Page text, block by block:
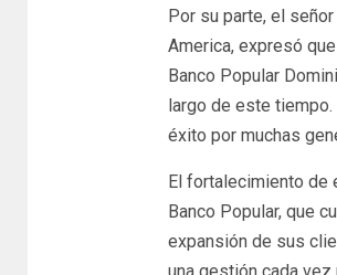
Por su parte, el
America, expresó
Banco Popular
largo de este
éxito por muchas
El fortalecimiento de
Banco Popular, que
expansión de sus
una gestión cada